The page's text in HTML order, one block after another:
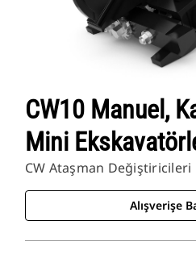
CW10 Manuel,
Mini
CW Ataşman Değiştiricileri
Alışverişe